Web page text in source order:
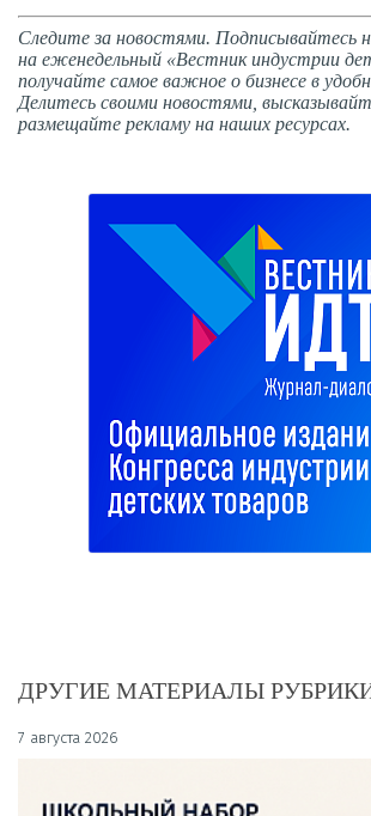
Следите за новостями. Подписывайтесь
на еженедельный «Вестник индустрии
получайте самое важное о бизнесе в
Делитесь своими новостями,
размещайте рекламу на наших ресурсах.
ДРУГИЕ МАТЕРИАЛЫ
7 августа 2026